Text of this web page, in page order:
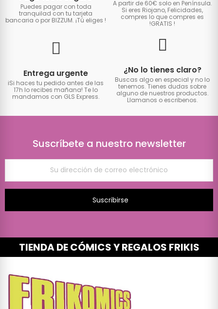
Puedes pagar con toda
tranquilad con tu tarjeta
bancaria o por BIZZUM. ¡Tú eliges !
A partir de 60€ solo en Península.
Si eres Riojano, Felicidades,
compres lo que compres es
!GRATIS !
Entrega urgente
iSi haces tu pedido antes de las
17h lo recibes mañana! Te lo
mandamos con GLS Express.
¿No lo tienes claro?
Buscas algo en especial y no lo
tenemos. Tienes dudas sobre
alguno de nuestros productos.
Llamanos o escribenos.
Suscríbete a nuestro newsletter
Suscribirse
TIENDA DE CÓMICS Y REGALOS FRIKIS